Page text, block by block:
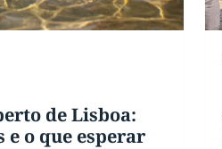
de Lisboa:
e o que esperar